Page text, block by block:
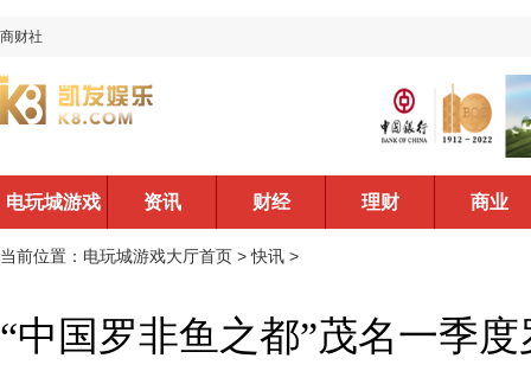
商财社
电玩城游戏
大厅首页
资讯 财经 理财 商业
当前位置： 电玩城游戏大厅首页 >快讯 >
“中国罗非鱼之都”茂名一季